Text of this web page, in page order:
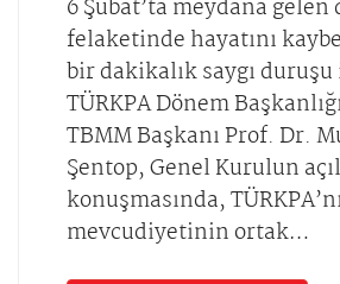
6 Şubat’ta meydana
felaketinde hayatını
bir dakikalık saygı duruşu
TÜRKPA Dönem
TBMM Başkanı Prof. Dr.
Şentop, Genel Kurulun
konuşmasında,
mevcudiyetinin ortak…